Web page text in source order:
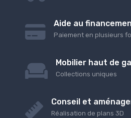
Aide au
Paiement en plusieurs
Mobilier haut de
Collections uniques
Conseil et
Réalisation de plans 3D